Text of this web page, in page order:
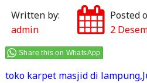
Written by:
admin
Posted
2
Share this on WhatsApp
toko karpet masjid di